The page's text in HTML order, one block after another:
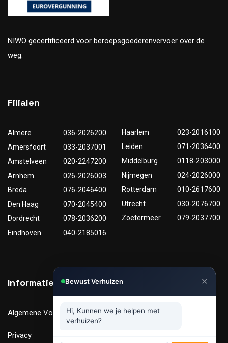
NIWO gecertificeerd voor beroepsgoederenvervoer over de
weg.
Filialen
Almere
036-2026200
Amersfoort
033-2037001
Amstelveen
020-2247200
Arnhem
026-2026003
Breda
076-2046400
Den Haag
070-2045400
Dordrecht
078-2036200
Eindhoven
040-2185016
Haarlem
023-2016100
Leiden
071-2036400
Middelburg
0118-203000
Nijmegen
024-2026000
Rotterdam
010-2617600
Utrecht
030-2076700
Zoetermeer
079-2037700
Informatie
Algemene Voorwaarden
Privacy
Nuttige links
Tarieven
Bewust Verhuizen ✕
Hi, Kunnen we je helpen met
verhuizen?